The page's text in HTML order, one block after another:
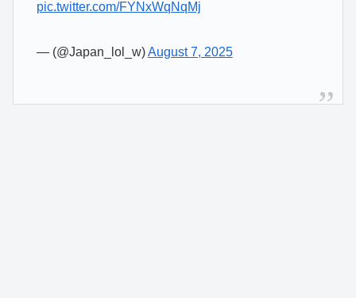
pic.twitter.com/FYNxWqNqMj
— (@Japan_lol_w)August 7, 2025